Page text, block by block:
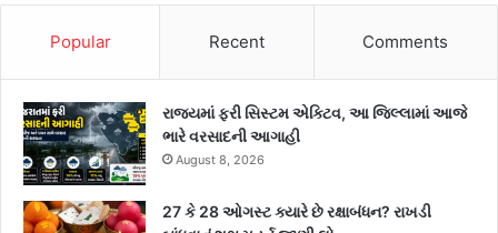
:
Popular Recent Comments
રાજ્યમાં ફરી સિસ્ટમ એક્ટિવ, આ જિલ્લામાં આજે
ભારે વરસાદની આગાહી
August 8, 2026
27 કે 28 ઓગસ્ટ ક્યારે છે રક્ષાબંધન? રાખડી